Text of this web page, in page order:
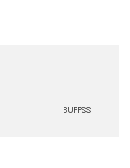
BUPPSS